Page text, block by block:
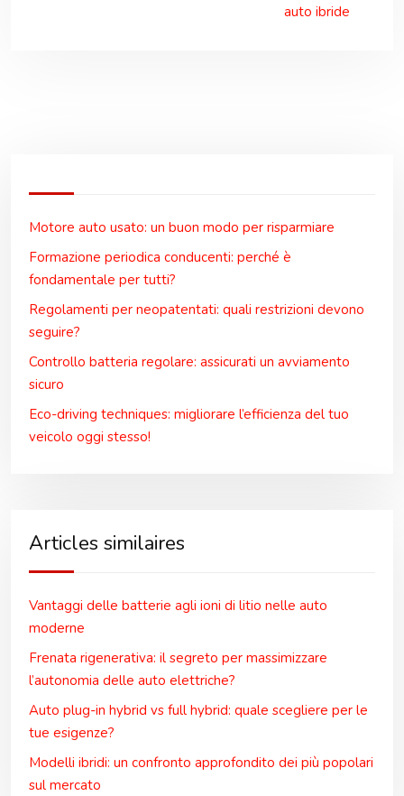
auto ibride
Motore auto usato: un buon modo per risparmiare
Formazione periodica conducenti: perché è
fondamentale per tutti?
Regolamenti per neopatentati: quali restrizioni devono
seguire?
Controllo batteria regolare: assicurati un avviamento
sicuro
Eco-driving techniques: migliorare l’efficienza del tuo
veicolo oggi stesso!
Articles similaires
Vantaggi delle batterie agli ioni di litio nelle auto
moderne
Frenata rigenerativa: il segreto per massimizzare
l’autonomia delle auto elettriche?
Auto plug-in hybrid vs full hybrid: quale scegliere per le
tue esigenze?
Modelli ibridi: un confronto approfondito dei più popolari
sul mercato